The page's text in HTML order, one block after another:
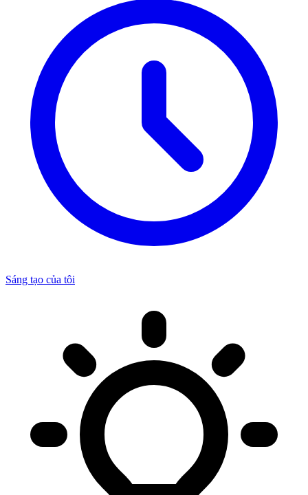
Sáng tạo của tôi